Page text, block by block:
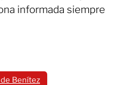
informada siempre
Benítez